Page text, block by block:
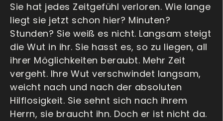
Sie hat jedes Zeitgefühl verloren. Wie lange
liegt sie jetzt schon hier? Minuten?
Stunden? Sie weiß es nicht. Langsam steigt
die Wut in ihr. Sie hasst es, so zu liegen, all
ihrer Möglichkeiten beraubt. Mehr Zeit
vergeht. Ihre Wut verschwindet langsam,
weicht nach und nach der absoluten
Hilflosigkeit. Sie sehnt sich nach ihrem
Herrn, sie braucht ihn. Doch er ist nicht da.